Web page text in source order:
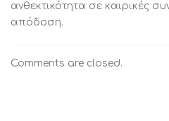
ανθεκτικότητα σε καιρικές
απόδοση.
Comments are closed.